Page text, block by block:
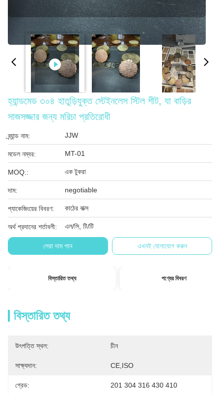
হ্যান্ডমেড ৩০৪ হাতুড়িযুক্ত স্টেইনলেস স্টিল শীট, যা বাড়ির
সাজসজ্জার জন্য মরিচা প্রতিরোধী
ব্র্যান্ড নাম: JJW
মডেল নম্বর: MT-01
MOQ.: এক টুকরা
দাম: negotiable
প্যাকেজিংয়ের বিবরণ: কাঠের বাক্স
অর্থ প্রদানের শর্তাবলী: এল/সি, টি/টি
সেরা দাম পান এখনই যোগাযোগ করুন
বিস্তারিত তথ্য পণ্যের বিবরণ
বিস্তারিত তথ্য
উৎপত্তি স্থল: চীন
সাক্ষ্যদান: CE,ISO
গ্রেড: 201 304 316 430 410